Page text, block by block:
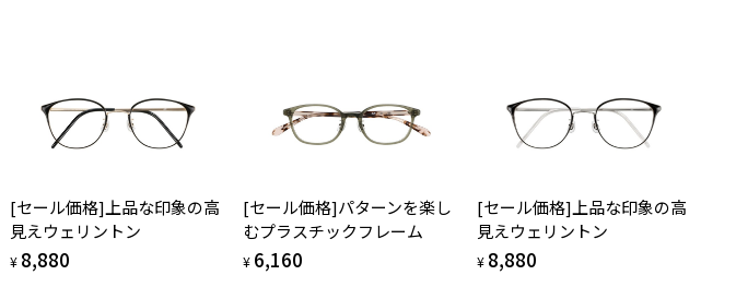
[セール価格]上品な印象の高
見えウェリントン
¥ 8,880
[セール価格]パターンを楽し
むプラスチックフレーム
¥ 6,160
[セール価格]上品な印象の高
見えウェリントン
¥ 8,880